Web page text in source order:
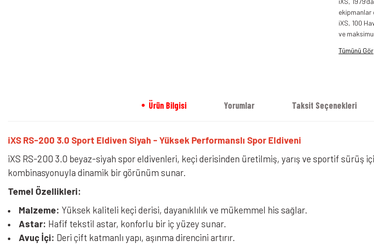
ekipmanlar
iXS, 100
ve
Tümünü Gör
Ürün Bilgisi Yorumlar Taksit Seçenekleri
iXS RS-200 3.0 Sport Eldiven Siyah - Yüksek Performanslı Spor Eldiveni
iXS RS-200 3.0 beyaz-siyah spor eldivenleri, keçi derisinden üretilmiş, yarış ve sportif sürüş
kombinasyonuyla dinamik bir görünüm sunar.
Temel Özellikleri:
Malzeme: Yüksek kaliteli keçi derisi, dayanıklılık ve mükemmel his sağlar.
Astar: Hafif tekstil astar, konforlu bir iç yüzey sunar.
Avuç İçi: Deri çift katmanlı yapı, aşınma direncini artırır.